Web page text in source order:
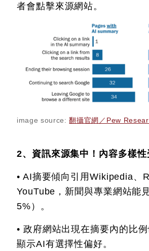
者會點擊來源網站。
image source:翻攝官網／Pew
2、資訊來源集中！內容多樣性
• AI摘要傾向引用Wikipedia、
YouTube，新聞與專業網站能
5%）。
• 政府網站出現在摘要內的比例
顯示AI有選擇性偏好。